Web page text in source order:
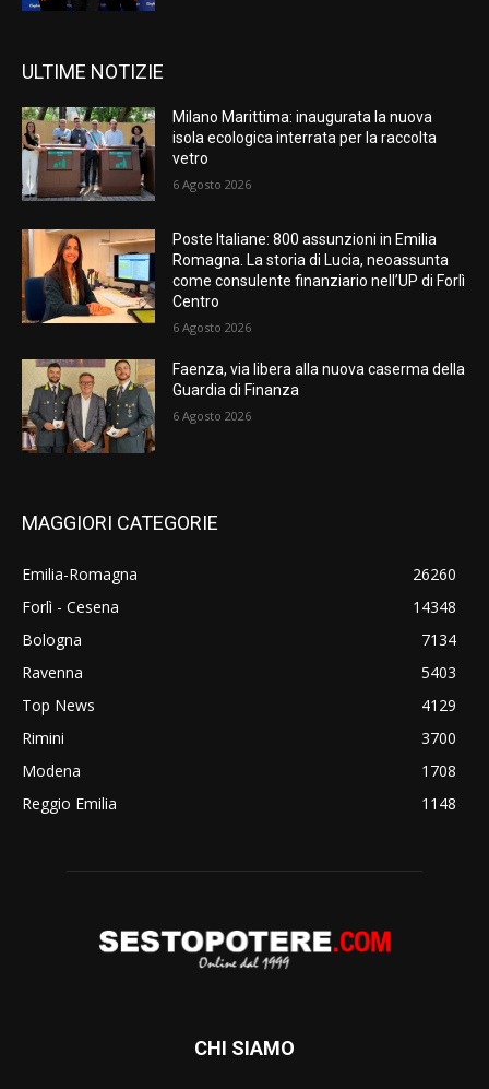
ULTIME NOTIZIE
Milano Marittima: inaugurata la nuova
isola ecologica interrata per la raccolta
vetro
6 Agosto 2026
Poste Italiane: 800 assunzioni in Emilia
Romagna. La storia di Lucia, neoassunta
come consulente finanziario nell’UP di Forlì
Centro
6 Agosto 2026
Faenza, via libera alla nuova caserma della
Guardia di Finanza
6 Agosto 2026
MAGGIORI CATEGORIE
Emilia-Romagna
26260
Forlì - Cesena
14348
Bologna
7134
Ravenna
5403
Top News
4129
Rimini
3700
Modena
1708
Reggio Emilia
1148
CHI SIAMO